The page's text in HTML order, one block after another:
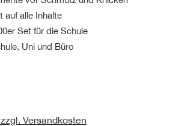
auf alle Inhalte
Set für die Schule
Uni und Büro
Versandkosten